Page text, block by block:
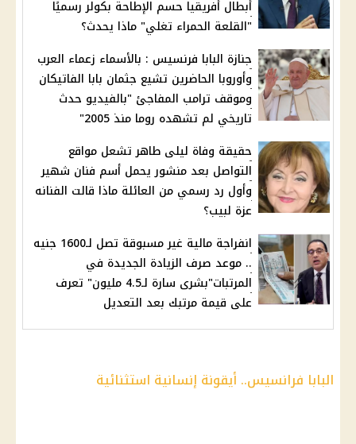
أبطال أفريقيا حسم الإطاحة بكولر رسميًا
"القلعة الحمراء تغلي" ماذا يحدث؟
جنازة البابا فرنسيس : بالأسماء زعماء العرب
وأوروبا الحاضرين تشيع جثمان بابا الفاتيكان
وموقف ترامب المفاجئ "بالفيديو حدث
تاريخي لم تشهده روما منذ 2005"
حقيقة وفاة ليلى طاهر تشعل مواقع
التواصل بعد منشور يحمل أسم فنان شهير
وأول رد رسمي من العائلة ماذا قالت الفنانه
عزة لبيب؟
انفراجة مالية غير مسبوقة تصل لـ1600 جنيه
.. موعد صرف الزيادة الجديدة في
المرتبات"بشرى سارة لـ4.5 مليون" تعرف
على قيمة مرتبك بعد التعديل
البابا فرانسيس.. أيقونة إنسانية استثنائية